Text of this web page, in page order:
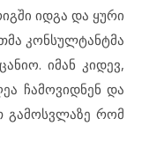
იდგა და ყური
კონსულტანტმა
იმან კიდევ,
ჩამოვიდნენ და
გამოსვლაზე რომ